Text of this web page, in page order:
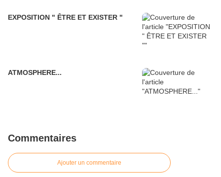
EXPOSITION " ÊTRE ET EXISTER "
ATMOSPHERE...
Commentaires
Ajouter un commentaire